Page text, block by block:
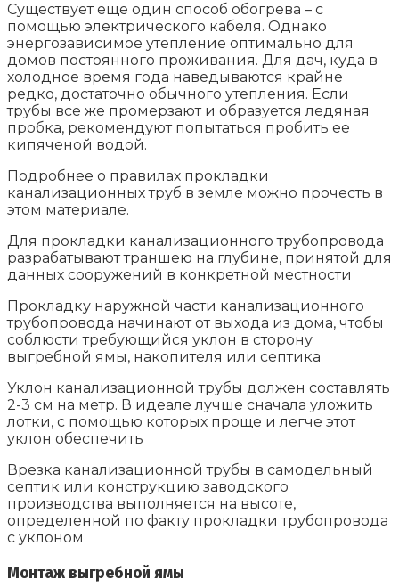
Существует еще один способ обогрева – с
помощью электрического кабеля. Однако
энергозависимое утепление оптимально для
домов постоянного проживания. Для дач, куда в
холодное время года наведываются крайне
редко, достаточно обычного утепления. Если
трубы все же промерзают и образуется ледяная
пробка, рекомендуют попытаться пробить ее
кипяченой водой.
Подробнее о правилах прокладки
канализационных труб в земле можно прочесть в
этом материале.
Для прокладки канализационного трубопровода
разрабатывают траншею на глубине, принятой для
данных сооружений в конкретной местности
Прокладку наружной части канализационного
трубопровода начинают от выхода из дома, чтобы
соблюсти требующийся уклон в сторону
выгребной ямы, накопителя или септика
Уклон канализационной трубы должен составлять
2-3 см на метр. В идеале лучше сначала уложить
лотки, с помощью которых проще и легче этот
уклон обеспечить
Врезка канализационной трубы в самодельный
септик или конструкцию заводского
производства выполняется на высоте,
определенной по факту прокладки трубопровода
с уклоном
Монтаж выгребной ямы